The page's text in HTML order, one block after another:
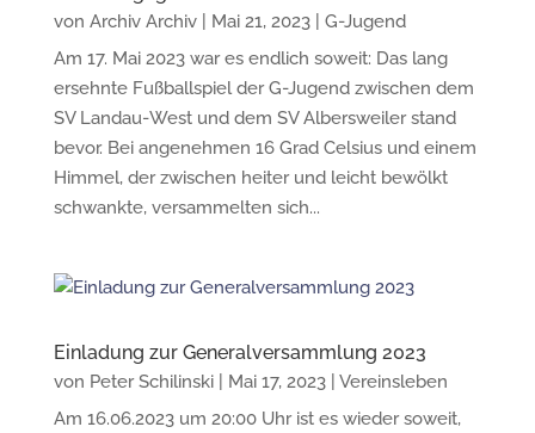
von Archiv Archiv| Mai 21, 2023| G-Jugend
Am 17. Mai 2023 war es endlich soweit: Das lang
ersehnte Fußballspiel der G-Jugend zwischen dem
SV Landau-West und dem SV Albersweiler stand
bevor. Bei angenehmen 16 Grad Celsius und einem
Himmel, der zwischen heiter und leicht bewölkt
schwankte, versammelten sich...
Einladung zur Generalversammlung 2023
von Peter Schilinski| Mai 17, 2023| Vereinsleben
Am 16.06.2023 um 20:00 Uhr ist es wieder soweit,